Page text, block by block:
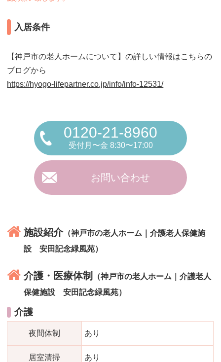
入居条件
【神戸市の老人ホームについて】の詳しい情報はこちらの
ブログから
https://hyogo-lifepartner.co.jp/info/info-12531/
0120-21-8960
受付月〜金 8:30〜17:00
お問い合わせ
施設紹介（神戸市の老人ホーム｜介護老人保健施
設 安田記念緑風苑）
介護・医療体制
（神戸市の老人ホーム｜介護老人
保健施設 安田記念緑風苑）
介護
夜間体制 あり
居室清掃 あり